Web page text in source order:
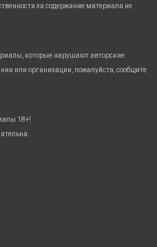
за содержание материала не
которые нарушают авторские
или организации, пожалуйста, сообщите
18+!